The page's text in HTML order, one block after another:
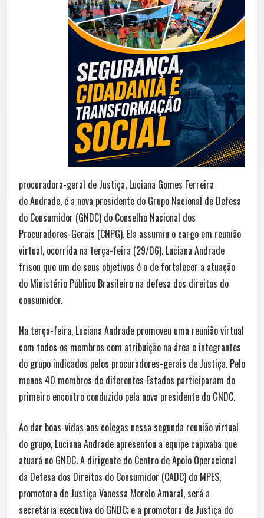
procuradora-geral de Justiça, Luciana Gomes Ferreira
de Andrade, é a nova presidente do Grupo Nacional de Defesa
do Consumidor (GNDC) do Conselho Nacional dos
Procuradores-Gerais (CNPG). Ela assumiu o cargo em reunião
virtual, ocorrida na terça-feira (29/06). Luciana Andrade
frisou que um de seus objetivos é o de fortalecer a atuação
do Ministério Público Brasileiro na defesa dos direitos do
consumidor.
Na terça-feira, Luciana Andrade promoveu uma reunião virtual
com todos os membros com atribuição na área e integrantes
do grupo indicados pelos procuradores-gerais de Justiça. Pelo
menos 40 membros de diferentes Estados participaram do
primeiro encontro conduzido pela nova presidente do GNDC.
Ao dar boas-vidas aos colegas nessa segunda reunião virtual
do grupo, Luciana Andrade apresentou a equipe capixaba que
atuará no GNDC. A dirigente do Centro de Apoio Operacional
da Defesa dos Direitos do Consumidor (CADC) do MPES,
promotora de Justiça Vanessa Morelo Amaral, será a
secretária executiva do GNDC; e a promotora de Justiça do